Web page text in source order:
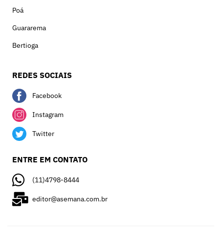
Poá
Guararema
Bertioga
REDES SOCIAIS
Facebook
Instagram
Twitter
ENTRE EM CONTATO
(11)4798-8444
editor@asemana.com.br